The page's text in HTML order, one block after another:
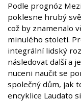
Podle prognóz
poklesne hrubý
což by znamenalo
minulého století.
integrální lidský
následovat další a
nuceni naučit se
společný dům, jak
encyklice Laudato